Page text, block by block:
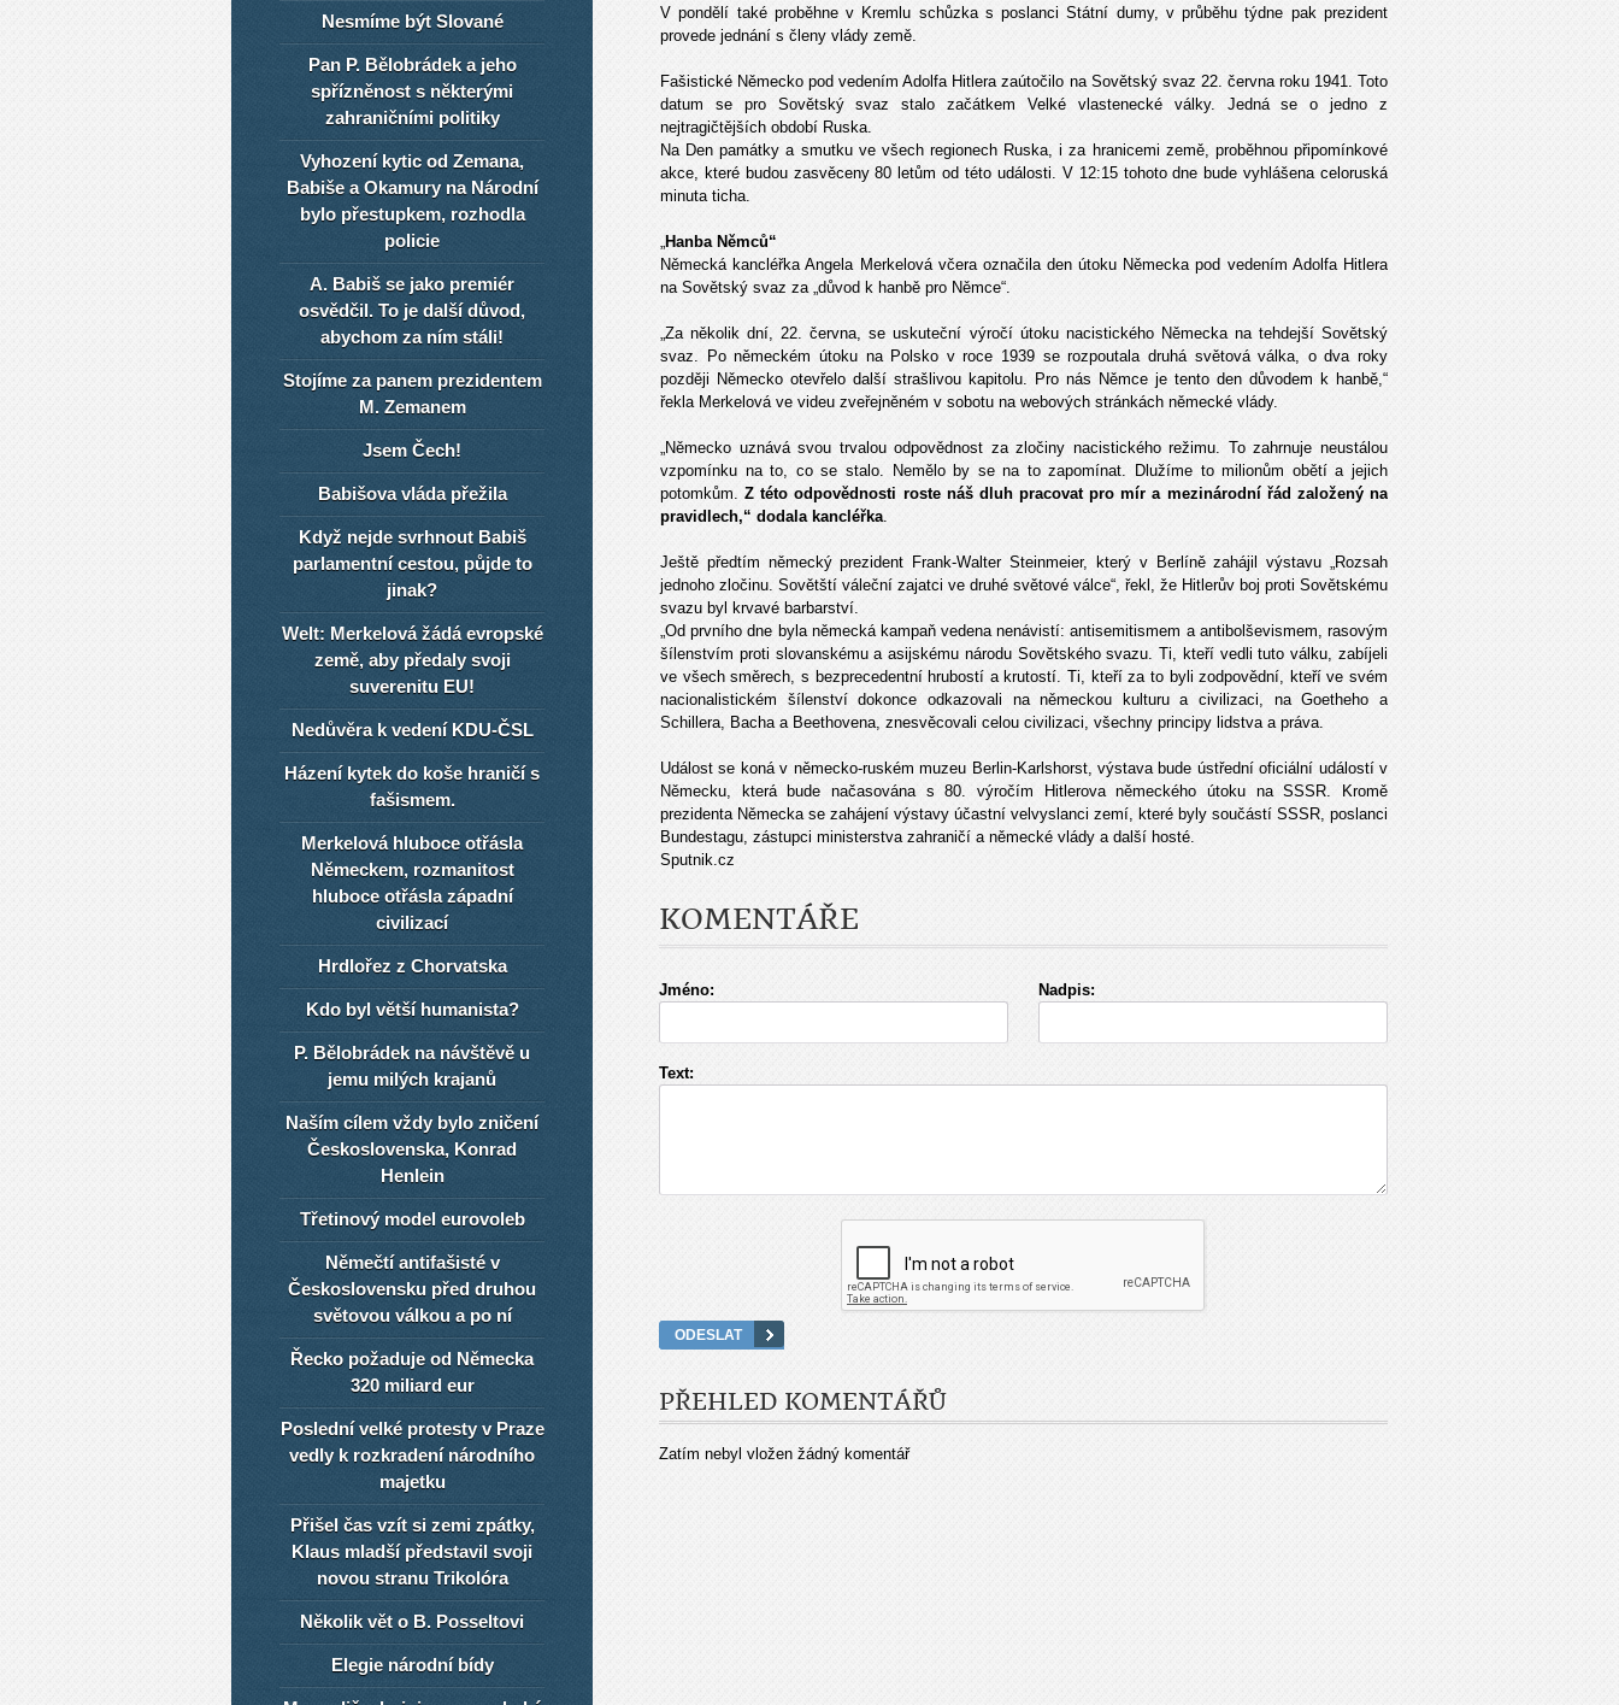
V pondělí také proběhne v Kremlu schůzka s poslanci Státní dumy, v průběhu týdne pak prezident
provede jednání s členy vlády země.
Fašistické Německo pod vedením Adolfa Hitlera zaútočilo na Sovětský svaz 22. června roku 1941. Toto
datum se pro Sovětský svaz stalo začátkem Velké vlastenecké války. Jedná se o jedno z
nejtragičtějších období Ruska.
Na Den památky a smutku ve všech regionech Ruska, i za hranicemi země, proběhnou připomínkové
akce, které budou zasvěceny 80 letům od této události. V 12:15 tohoto dne bude vyhlášena celoruská
minuta ticha.
„Hanba Němců“
Německá kancléřka Angela Merkelová včera označila den útoku Německa pod vedením Adolfa Hitlera
na Sovětský svaz za „důvod k hanbě pro Němce“.
„Za několik dní, 22. června, se uskuteční výročí útoku nacistického Německa na tehdejší Sovětský
svaz. Po německém útoku na Polsko v roce 1939 se rozpoutala druhá světová válka, o dva roky
později Německo otevřelo další strašlivou kapitolu. Pro nás Němce je tento den důvodem k hanbě,“
řekla Merkelová ve videu zveřejněném v sobotu na webových stránkách německé vlády.
„Německo uznává svou trvalou odpovědnost za zločiny nacistického režimu. To zahrnuje neustálou
vzpomínku na to, co se stalo. Nemělo by se na to zapomínat. Dlužíme to milionům obětí a jejich
potomkům.Z této odpovědnosti roste náš dluh pracovat pro mír a mezinárodní řád založený na
pravidlech,“ dodala kancléřka.
Ještě předtím německý prezident Frank-Walter Steinmeier, který v Berlíně zahájil výstavu „Rozsah
jednoho zločinu. Sovětští váleční zajatci ve druhé světové válce“, řekl, že Hitlerův boj proti Sovětskému
svazu byl krvavé barbarství.
„Od prvního dne byla německá kampaň vedena nenávistí: antisemitismem a antibolševismem, rasovým
šílenstvím proti slovanskému a asijskému národu Sovětského svazu. Ti, kteří vedli tuto válku, zabíjeli
ve všech směrech, s bezprecedentní hrubostí a krutostí. Ti, kteří za to byli zodpovědní, kteří ve svém
nacionalistickém šílenství dokonce odkazovali na německou kulturu a civilizaci, na Goetheho a
Schillera, Bacha a Beethovena, znesvěcovali celou civilizaci, všechny principy lidstva a práva.
Událost se koná v německo-ruském muzeu Berlin-Karlshorst, výstava bude ústřední oficiální událostí v
Německu, která bude načasována s 80. výročím Hitlerova německého útoku na SSSR. Kromě
prezidenta Německa se zahájení výstavy účastní velvyslanci zemí, které byly součástí SSSR, poslanci
Bundestagu, zástupci ministerstva zahraničí a německé vlády a další hosté.
Sputnik.cz
KOMENTÁŘE
Jméno: Nadpis:
Text:
PŘEHLED KOMENTÁŘŮ
Zatím nebyl vložen žádný komentář
Nesmíme být Slované
Pan P. Bělobrádek a jeho
spřízněnost s některými
zahraničními politiky
Vyhození kytic od Zemana,
Babiše a Okamury na Národní
bylo přestupkem, rozhodla
policie
A. Babiš se jako premiér
osvědčil. To je další důvod,
abychom za ním stáli!
Stojíme za panem prezidentem
M. Zemanem
Jsem Čech!
Babišova vláda přežila
Když nejde svrhnout Babiš
parlamentní cestou, půjde to
jinak?
Welt: Merkelová žádá evropské
země, aby předaly svoji
suverenitu EU!
Nedůvěra k vedení KDU-ČSL
Házení kytek do koše hraničí s
fašismem.
Merkelová hluboce otřásla
Německem, rozmanitost
hluboce otřásla západní
civilizací
Hrdlořez z Chorvatska
Kdo byl větší humanista?
P. Bělobrádek na návštěvě u
jemu milých krajanů
Naším cílem vždy bylo zničení
Československa, Konrad
Henlein
Třetinový model eurovoleb
Němečtí antifašisté v
Československu před druhou
světovou válkou a po ní
Řecko požaduje od Německa
320 miliard eur
Poslední velké protesty v Praze
vedly k rozkradení národního
majetku
Přišel čas vzít si zemi zpátky,
Klaus mladší představil svoji
novou stranu Trikolóra
Několik vět o B. Posseltovi
Elegie národní bídy